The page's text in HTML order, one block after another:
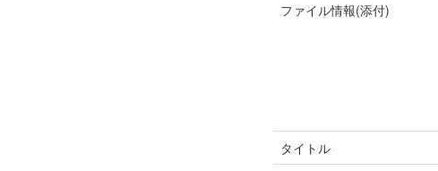
ファイル情報(添付)
タイトル